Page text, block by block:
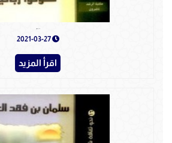
2021-03-27
اقرأ المزيد